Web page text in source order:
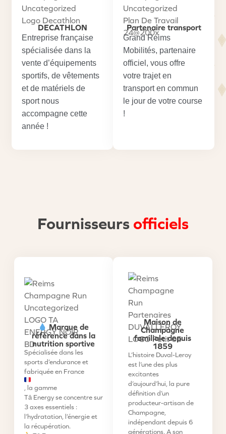
DECATHLON
Entreprise française
spécialisée dans la
vente d’équipements
sportifs, de vêtements
et de matériels de
sport nous
accompagne cette
année !
Partenaire transport
Grand Reims
Mobilités, partenaire
officiel, vous offre
votre trajet en
transport en commun
le jour de votre course
!
Fournisseurs officiels
Marque de
référence dans la
nutrition sportive
Spécialisée dans les
sports d’endurance et
fabriquée en France
, la gamme
Tā Energyse concentre sur
3 axes essentiels :
l’hydratation, l’énergie et
la récupération.
Maison de
Champagne
familiale depuis
1859
L’histoire Duval-Leroy
est l’une des plus
excitantes
d’aujourd’hui, la pure
définition d’un
producteur-artisan de
Champagne,
indépendant depuis 6
générations. A son